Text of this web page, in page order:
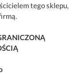
tego sklepu,